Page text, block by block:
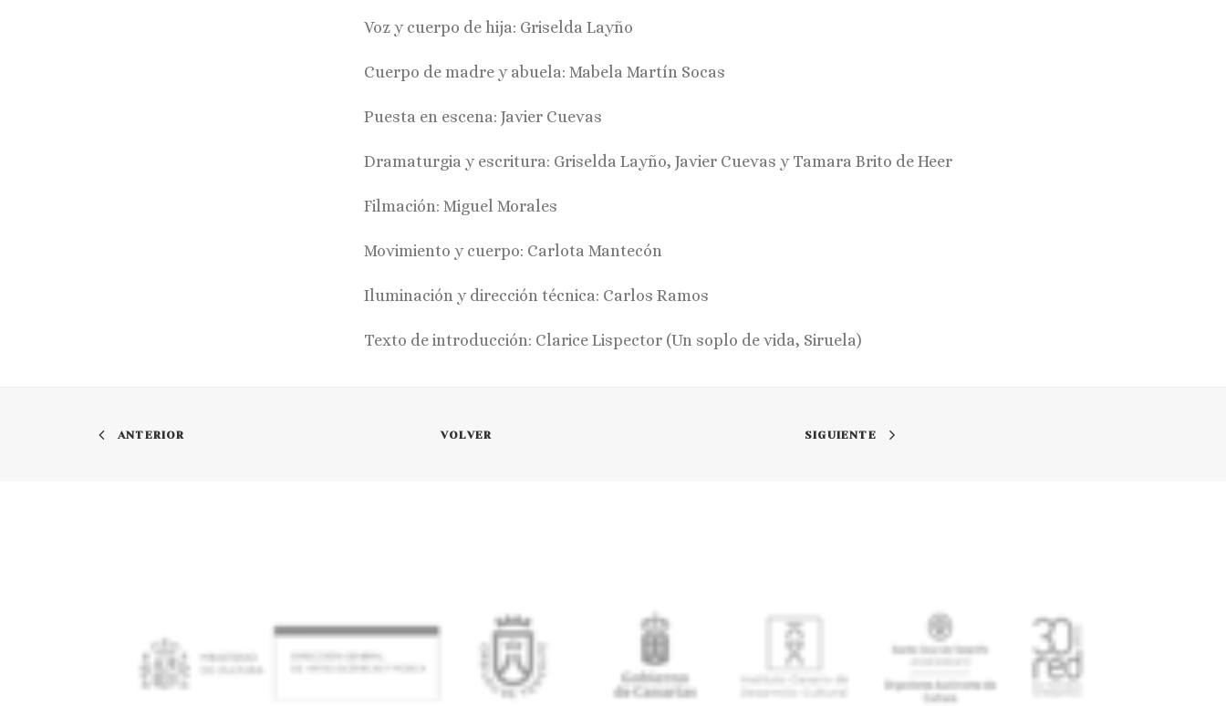
Voz y cuerpo de hija: Griselda Layño
Cuerpo de madre y abuela: Mabela Martín Socas
Puesta en escena: Javier Cuevas
Dramaturgia y escritura: Griselda Layño, Javier Cuevas y Tamara Brito de Heer
Filmación: Miguel Morales
Movimiento y cuerpo: Carlota Mantecón
Iluminación y dirección técnica: Carlos Ramos
Texto de introducción: Clarice Lispector (Un soplo de vida, Siruela)
ANTERIOR VOLVER SIGUIENTE